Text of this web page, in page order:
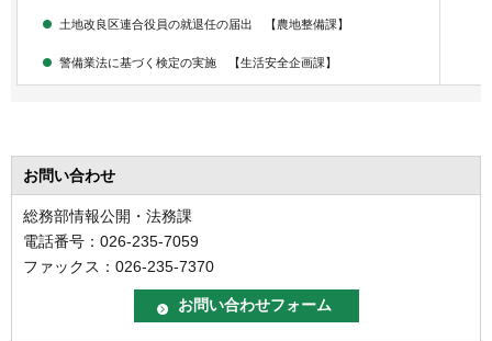
土地改良区連合役員の就退任の届出 【農地整備課】
警備業法に基づく検定の実施 【生活安全企画課】
お問い合わせ
総務部情報公開・法務課
電話番号：026-235-7059
ファックス：026-235-7370